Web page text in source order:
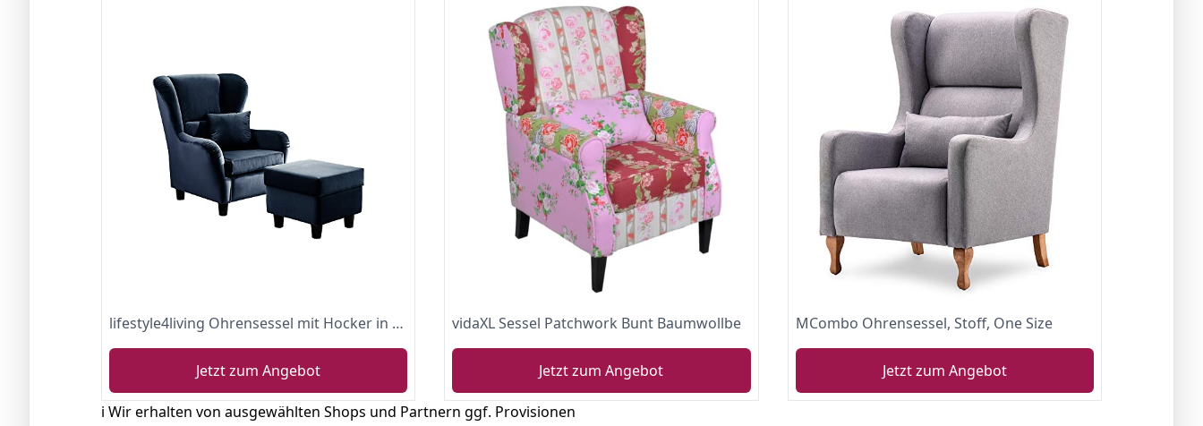
lifestyle4living Ohrensessel mit Hocker in blauem Samt bezogen | Der perfekte Polstersessel für entspannte, Lange Fernseh- und Leseabende.
Jetzt zum Angebot
vidaXL Sessel Patchwork Bunt Baumwollbe
Jetzt zum Angebot
MCombo Ohrensessel, Stoff, One Size
Jetzt zum Angebot
ℹ️ Wir erhalten von ausgewählten Shops und Partnern ggf. Provisionen